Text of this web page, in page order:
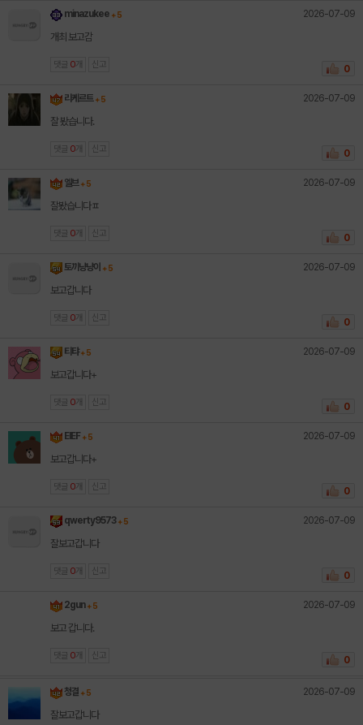
minazukee + 5 2026-07-09
개최 보고감
댓글 0 개 신고 0
리케르트 + 5 2026-07-09
잘 봤습니다.
댓글 0 개 신고 0
엘브 + 5 2026-07-09
잘봤습니다ㅍ
댓글 0 개 신고 0
토끼냥냥이 + 5 2026-07-09
보고갑니다
댓글 0 개 신고 0
티탸 + 5 2026-07-09
보고갑니다+
댓글 0 개 신고 0
EIEF + 5 2026-07-09
보고갑니다+
댓글 0 개 신고 0
qwerty9573 + 5 2026-07-09
잘보고갑니다
댓글 0 개 신고 0
2gun + 5 2026-07-09
보고 갑니다.
댓글 0 개 신고 0
청결 + 5 2026-07-09
잘보고갑니다